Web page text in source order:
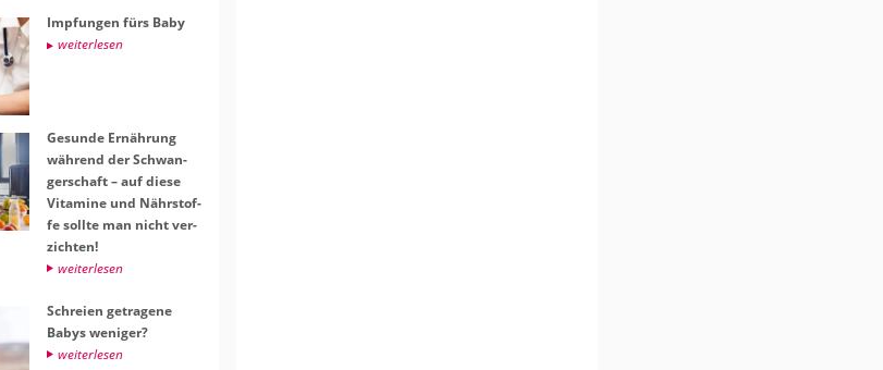
Imp­fun­gen fürs Baby
wei­ter­le­sen
Ge­sun­de Er­näh­rung
wäh­rend der Schwan­
ger­schaft – auf diese
Vit­ami­ne und Nähr­stof­
fe soll­te man nicht ver­
zich­ten!
wei­ter­le­sen
Schrei­en ge­tra­ge­ne
Babys we­ni­ger?
wei­ter­le­sen